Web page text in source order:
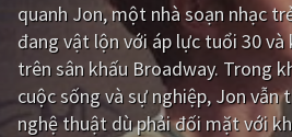
Phiêu lưu
Viễn tưởng
Hoạt hình Thể
quanh Jon, một nhà soạn nhạc
đang vật lộn với áp lực tuổi 30
trên sân khấu Broadway. Trong
cuộc sống và sự nghiệp, Jon vẫn
nghệ thuật dù phải đối mặt với